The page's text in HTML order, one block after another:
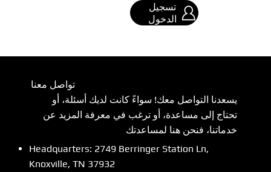
تسجيل
الدخول
تواصل معنا
يسعدنا التواصل معك! سواءً كانت لديك أسئلة، أو
تحتاج إلى مساعدة، أو ترغب في معرفة المزيد عن
خدماتنا، فنحن هنا لمساعدتك
Headquarters: 2749 Berringer Station Ln,
Knoxville, TN 37932